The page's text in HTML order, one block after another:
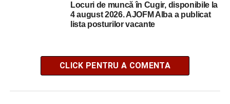
Locuri de muncă în Cugir, disponibile la
4 august 2026. AJOFM Alba a publicat
lista posturilor vacante
CLICK PENTRU A COMENTA